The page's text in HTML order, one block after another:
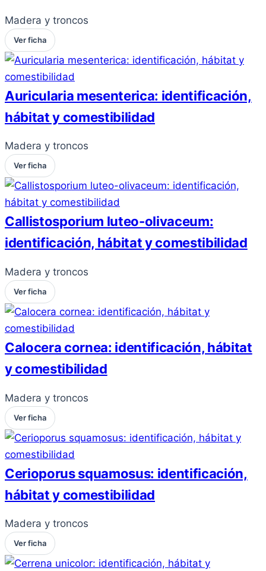
Madera y troncos
Ver ficha
Auricularia mesenterica: identificación,
hábitat y comestibilidad
Madera y troncos
Ver ficha
Callistosporium luteo-olivaceum:
identificación, hábitat y comestibilidad
Madera y troncos
Ver ficha
Calocera cornea: identificación, hábitat
y comestibilidad
Madera y troncos
Ver ficha
Cerioporus squamosus: identificación,
hábitat y comestibilidad
Madera y troncos
Ver ficha